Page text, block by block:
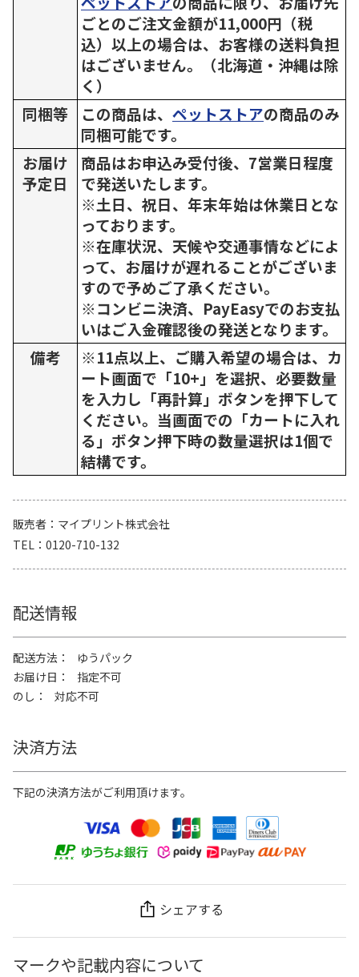
ごとのご注文金額が11,000円（税
込）以上の場合は、お客様の送料負担
はございません。（北海道・沖縄は除
く）
同梱等
この商品は、 ペットストアの商品のみ
同梱可能です。
お届け
予定日
商品はお申込み受付後、7営業日程度
で発送いたします。
※土日、祝日、年末年始は休業日とな
っております。
※在庫状況、天候や交通事情などによ
って、お届けが遅れることがございま
すので予めご了承ください。
※コンビニ決済、PayEasyでのお支払
いはご入金確認後の発送となります。
備考
※11点以上、ご購入希望の場合は、カ
ート画面で「10+」を選択、必要数量
を入力し「再計算」ボタンを押下して
ください。当画面での「カートに入れ
る」ボタン押下時の数量選択は1個で
結構です。
販売者
マイプリント株式会社
TEL
0120-710-132
配送情報
配送方法
ゆうパック
お届け日
指定不可
のし
対応不可
決済方法
下記の決済方法がご利用頂けます。
シェアする
マークや記載内容について